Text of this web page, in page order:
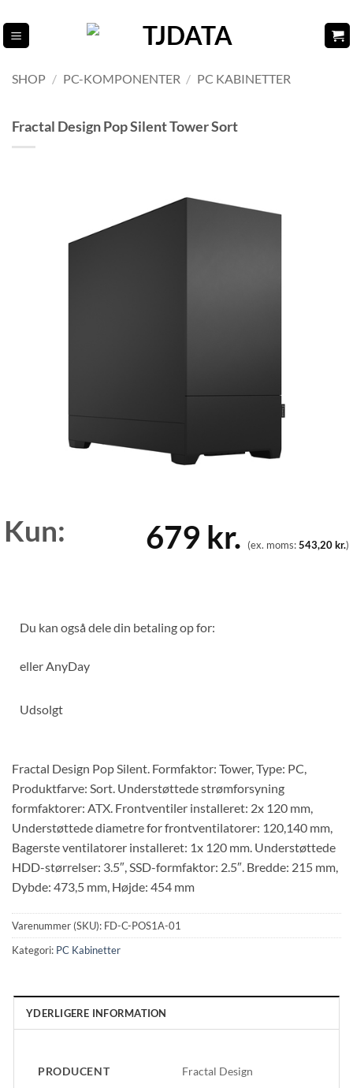
til
indhold
SHOP / PC-KOMPONENTER / PC KABINETTER
Fractal Design Pop Silent Tower Sort
Kun: 679 kr. (ex. moms:543,20kr.)
Du kan også dele din betaling op for:
eller AnyDay
Udsolgt
Fractal Design Pop Silent. Formfaktor: Tower, Type: PC,
Produktfarve: Sort. Understøttede strømforsyning
formfaktorer: ATX. Frontventiler installeret: 2x 120 mm,
Understøttede diametre for frontventilatorer: 120,140 mm,
Bagerste ventilatorer installeret: 1x 120 mm. Understøttede
HDD-størrelser: 3.5″, SSD-formfaktor: 2.5″. Bredde: 215 mm,
Dybde: 473,5 mm, Højde: 454 mm
Varenummer (SKU): FD-C-POS1A-01
Kategori: PC Kabinetter
YDERLIGERE INFORMATION
PRODUCENT Fractal Design